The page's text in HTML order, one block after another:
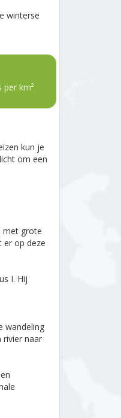
winterse
per km²
kun je
om een
met grote
er op deze
I. Hij
wandeling
rivier naar